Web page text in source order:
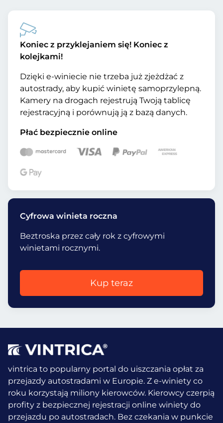
Koniec z przyklejaniem się! Koniec z
kolejkami!
Dzięki e-winiecie nie trzeba już zjeżdżać z
autostrady, aby kupić winietę samoprzylepną.
Kamery na drogach rejestrują Twoją tablicę
rejestracyjną i porównują ją z bazą danych.
Płać bezpiecznie online
Cyfrowa winieta roczna
Beztroska przez cały rok z cyfrowymi
winietami rocznymi.
Kup teraz
vintrica to popularny portal do uiszczania opłat za
przejazdy autostradami w Europie. Z e-winiety co
roku korzystają miliony kierowców. Kierowcy czerpią
profity z bezpiecznej rejestracji online winiety do
przejazdu po autostradach. Bez czekania w punkcie